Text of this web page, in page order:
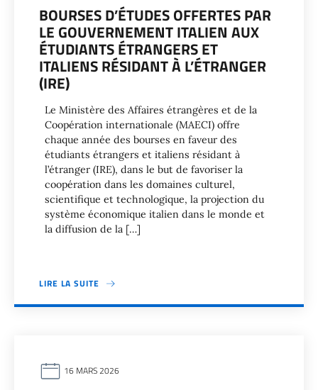
BOURSES D’ÉTUDES OFFERTES PAR
LE GOUVERNEMENT ITALIEN AUX
ÉTUDIANTS ÉTRANGERS ET
ITALIENS RÉSIDANT À L’ÉTRANGER
(IRE)
Le Ministère des Affaires étrangères et de la
Coopération internationale (MAECI) offre
chaque année des bourses en faveur des
étudiants étrangers et italiens résidant à
l’étranger (IRE), dans le but de favoriser la
coopération dans les domaines culturel,
scientifique et technologique, la projection du
système économique italien dans le monde et
la diffusion de la […]
LIRE LA SUITE
16 MARS 2026